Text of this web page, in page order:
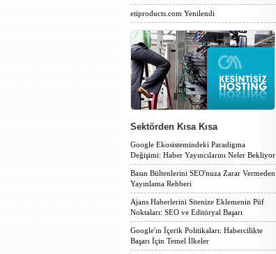
etiproducts.com Yenilendi
Sektörden Kısa Kısa
Google Ekosistemindeki Paradigma
Değişimi: Haber Yayıncılarını Neler Bekliyor
Basın Bültenlerini SEO'nuza Zarar Vermeden
Yayınlama Rehberi
Ajans Haberlerini Sitenize Eklemenin Püf
Noktaları: SEO ve Editöryal Başarı
Google'ın İçerik Politikaları: Habercilikte
Başarı İçin Temel İlkeler